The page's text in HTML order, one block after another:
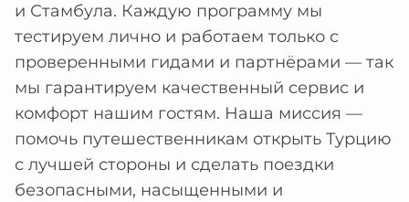
и Стамбула. Каждую программу мы
тестируем лично и работаем только с
проверенными гидами и партнёрами — так
мы гарантируем качественный сервис и
комфорт нашим гостям. Наша миссия —
помочь путешественникам открыть Турцию
с лучшей стороны и сделать поездки
безопасными, насыщенными и